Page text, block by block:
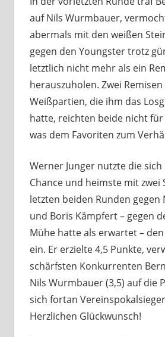
auf Nils Wurmbauer,
abermals mit den weißen
gegen den Youngster trotz
letztlich nicht mehr als ein
herauszuholen. Zwei Remisen
Weißpartien, die ihm das
hatte, reichten beide nicht für
was dem Favoriten zum
Werner Junger nutzte die
Chance und heimste mit zwei
letzten beiden Runden gegen
und Boris Kämpfert – gegen
Mühe hatte als erwartet –
ein. Er erzielte 4,5 Punkte,
schärfsten Konkurrenten
Nils Wurmbauer (3,5) auf die
sich fortan
Herzlichen Glückwunsch!